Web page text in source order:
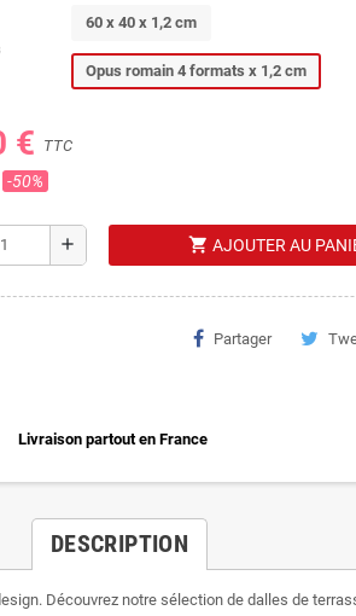
60 x 40 x 1,2 cm
Opus romain 4 formats x 1,2 cm
€ TTC
-50%
add shopping_cart AJOUTER AU
Partager
Livraison partout en France
DESCRIPTION
Découvrez notre sélection de dalles de